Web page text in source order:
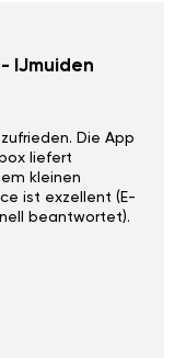
IJmuiden
Die App
liefert
kleinen
ist exzellent (E-
beantwortet).